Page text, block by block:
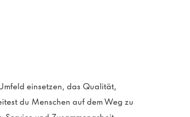
einsetzen, das Qualität,
du Menschen auf dem Weg zu